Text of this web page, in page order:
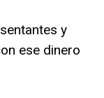
y
ese dinero